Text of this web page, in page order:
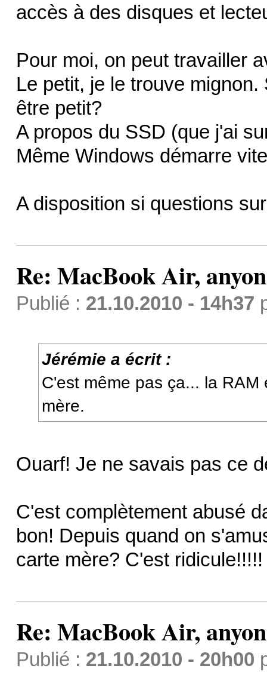
accès à des disques et
Pour moi, on peut travailler
Le petit, je le trouve
être petit?
A propos du SSD (que j'ai
Même Windows démarre
A disposition si questions
Re: MacBook Air,
Publié : 21.10.2010 - 14h37
Jérémie a écrit :
C'est même pas ça... la
mère.
Ouarf! Je ne savais pas ce
C'est complètement abusé
bon! Depuis quand on
carte mère? C'est ridicule!!!!!
Re: MacBook Air,
Publié : 21.10.2010 - 20h00